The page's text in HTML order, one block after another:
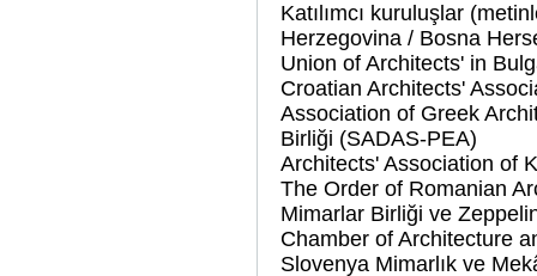
Katılımcı kuruluşlar
Herzegovina / Bosna
Union of Architects' in
Croatian Architects'
Association of Greek
Birliği (SADAS-PEA)
Architects' Association of
The Order of Romanian
Mimarlar Birliği ve
Chamber of Architecture
Slovenya Mimarlık ve